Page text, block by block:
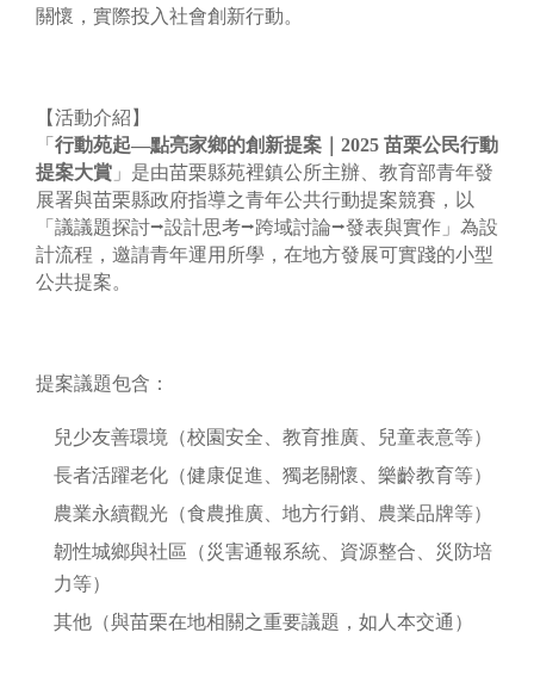
關懷，實際投入社會創新行動。
【活動介紹】
「 行動苑起—點亮家鄉的創新提案 ｜2025 苗栗公民行動
提案大賞 」是由苗栗縣苑裡鎮公所主辦、教育部青年發
展署與苗栗縣政府指導之青年公共行動提案競賽，以
「議議題探討⭢設計思考⭢跨域討論⭢發表與實作」為設
計流程，邀請青年運用所學，在地方發展可實踐的小型
公共提案。
提案議題包含：
兒少友善環境（校園安全、教育推廣、兒童表意等）
長者活躍老化（健康促進、獨老關懷、樂齡教育等）
農業永續觀光（食農推廣、地方行銷、農業品牌等）
韌性城鄉與社區（災害通報系統、資源整合、災防培
力等）
其他（與苗栗在地相關之重要議題，如人本交通）